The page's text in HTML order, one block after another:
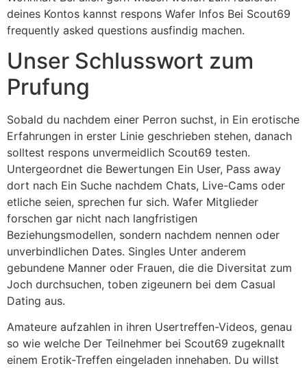
deines Kontos kannst respons Wafer Infos Bei Scout69
frequently asked questions ausfindig machen.
Unser Schlusswort zum
Prufung
Sobald du nachdem einer Perron suchst, in Ein erotische
Erfahrungen in erster Linie geschrieben stehen, danach
solltest respons unvermeidlich Scout69 testen.
Untergeordnet die Bewertungen Ein User, Pass away
dort nach Ein Suche nachdem Chats, Live-Cams oder
etliche seien, sprechen fur sich. Wafer Mitglieder
forschen gar nicht nach langfristigen
Beziehungsmodellen, sondern nachdem nennen oder
unverbindlichen Dates. Singles Unter anderem
gebundene Manner oder Frauen, die die Diversitat zum
Joch durchsuchen, toben zigeunern bei dem Casual
Dating aus.
Amateure aufzahlen in ihren Usertreffen-Videos, genau
so wie welche Der Teilnehmer bei Scout69 zugeknallt
einem Erotik-Treffen eingeladen innehaben. Du willst